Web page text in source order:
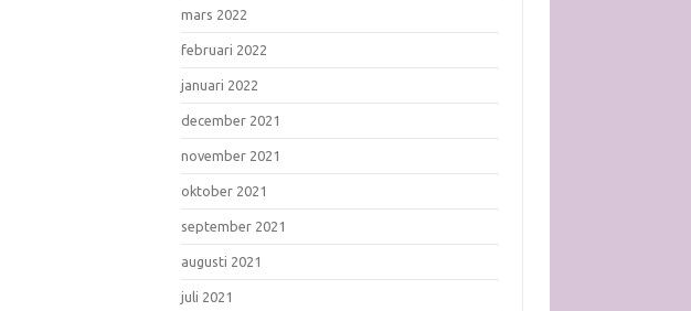
mars 2022
februari 2022
januari 2022
december 2021
november 2021
oktober 2021
september 2021
augusti 2021
juli 2021